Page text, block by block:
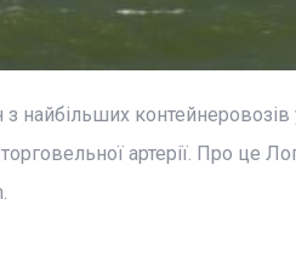
найбільших
артерії. Про це